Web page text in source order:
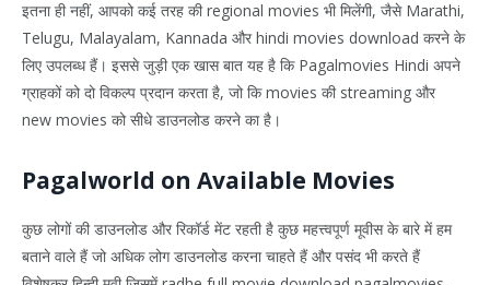
इतना ही नहीं, आपको कई तरह की regional movies भी मिलेंगी, जैसे Marathi,
Telugu, Malayalam, Kannada और hindi movies download करने के
लिए उपलब्ध हैं। इससे जुड़ी एक खास बात यह है कि Pagalmovies Hindi अपने
ग्राहकों को दो विकल्प प्रदान करता है, जो कि movies की streaming और
new movies को सीधे डाउनलोड करने का है।
Pagalworld on Available Movies
कुछ लोगों की डाउनलोड और रिकॉर्ड मेंट रहती है कुछ महत्त्वपूर्ण मूवीस के बारे में हम
बताने वाले हैं जो अधिक लोग डाउनलोड करना चाहते हैं और पसंद भी करते हैं